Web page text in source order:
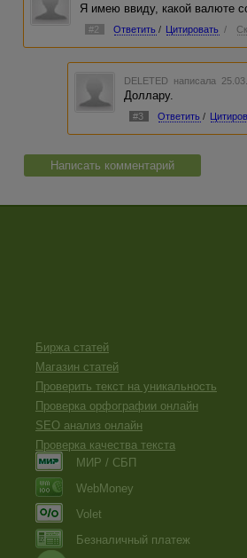
Я имею ввиду, какой валюте
#2 Ответить / Цитировать /
DELETED написала
Доллару.
#3 Ответить /
Написать комментарий
Биржа статей
Магазин статей
Проверить текст на уникальность
Проверка орфографии онлайн
SEO анализ онлайн
Проверка качества текста
МИР / СБП
WebMoney
Volet
Безналичный платеж